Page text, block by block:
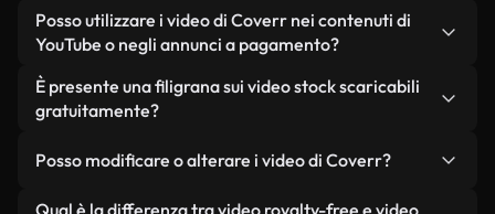
come LCP.
pochi secondi un video personalizzato in
conformità con i nostri standard di licenza.
Non è richiesto alcun riconoscimento dell'autore.
Tutti i video presenti nella nostra libreria sono
senza citare il creatore, sebbene sia sempre
gradito.
Posso utilizzare i video di Coverr nei contenuti di
YouTube o negli annunci a pagamento?
Sì. Tutti i filmati di Coverr possono essere utilizzati
in video monetizzati su YouTube, promozioni sui
condizione che non si rivendano o ridistribuiscano
È presente una filigrana sui video stock scaricabili
gratuitamente?
reali o generati dall'intelligenza artificiale, include
filigrane. Avrai a disposizione filmati puliti e pronti
Posso modificare o alterare i video di Coverr?
Sì. Siete liberi di tagliare, ritagliare o remixare i
Qual è la differenza tra video royalty-free e video